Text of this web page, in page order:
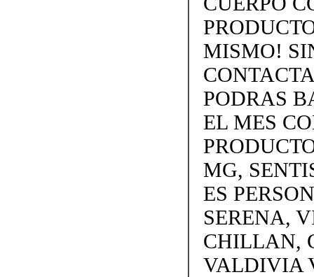
MISMO!
PODRAS
EL MES
MG,
ES
SERENA,
CHILLAN,
VALDIVIA